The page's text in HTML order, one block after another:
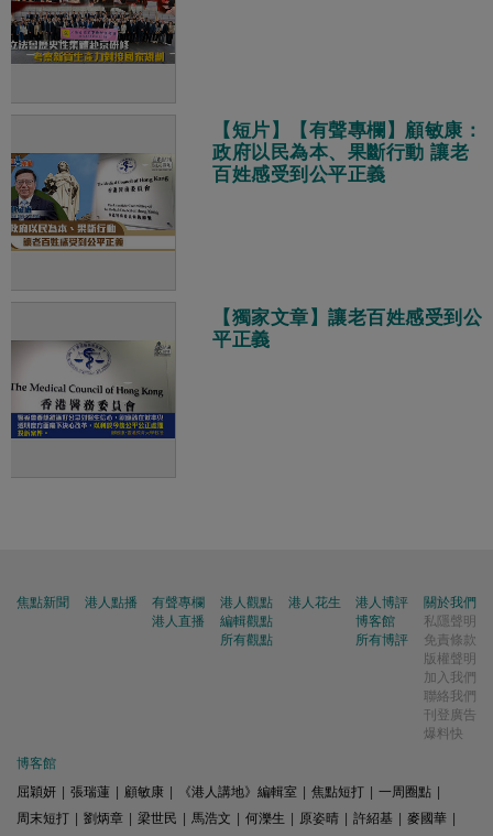
【短片】【有聲專欄】顧敏康：​
政府以民為本、果斷行動 讓老
百姓感受到公平正義
【獨家文章】讓老百姓感受到公
平正義
焦點新聞 港人點播
有聲專欄
港人直播
港人觀點
編輯觀點
所有觀點
港人花生
港人博評
博客館
所有博評
關於我們
私隱聲明
免責條款
版權聲明
加入我們
聯絡我們
刊登廣告
爆料快
博客館
屈穎妍
張瑞蓮 顧敏康 《港人講地》編輯室 焦點短打 一周圈點
周末短打
劉炳章 梁世民 馬浩文 何濼生 原姿晴 許紹基 麥國華